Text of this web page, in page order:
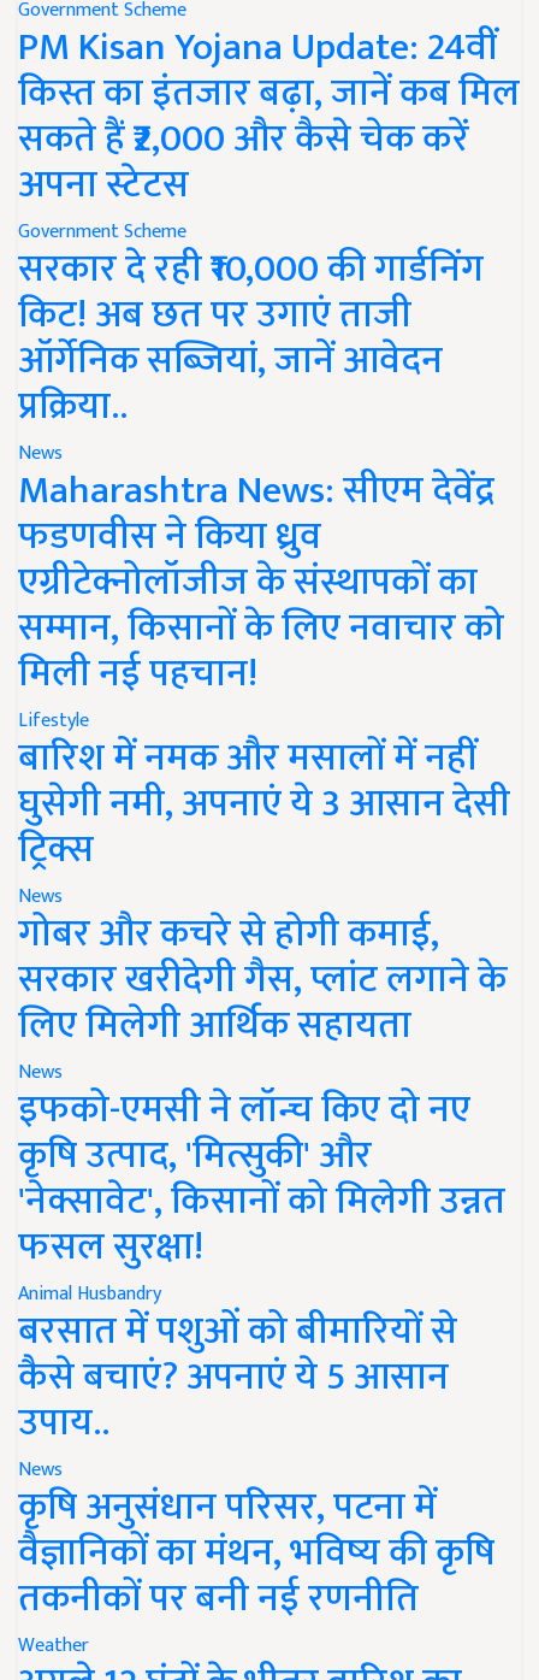
Government Scheme
PM Kisan Yojana Update: 24वीं
किस्त का इंतजार बढ़ा, जानें कब मिल
सकते हैं ₹2,000 और कैसे चेक करें
अपना स्टेटस
Government Scheme
सरकार दे रही ₹10,000 की गार्डनिंग
किट! अब छत पर उगाएं ताजी
ऑर्गेनिक सब्जियां, जानें आवेदन
प्रक्रिया..
News
Maharashtra News: सीएम देवेंद्र
फडणवीस ने किया ध्रुव
एग्रीटेक्नोलॉजीज के संस्थापकों का
सम्मान, किसानों के लिए नवाचार को
मिली नई पहचान!
Lifestyle
बारिश में नमक और मसालों में नहीं
घुसेगी नमी, अपनाएं ये 3 आसान देसी
ट्रिक्स
News
गोबर और कचरे से होगी कमाई,
सरकार खरीदेगी गैस, प्लांट लगाने के
लिए मिलेगी आर्थिक सहायता
News
इफको-एमसी ने लॉन्च किए दो नए
कृषि उत्पाद, 'मित्सुकी' और
'नेक्सावेट', किसानों को मिलेगी उन्नत
फसल सुरक्षा!
Animal Husbandry
बरसात में पशुओं को बीमारियों से
कैसे बचाएं? अपनाएं ये 5 आसान
उपाय..
News
कृषि अनुसंधान परिसर, पटना में
वैज्ञानिकों का मंथन, भविष्य की कृषि
तकनीकों पर बनी नई रणनीति
Weather